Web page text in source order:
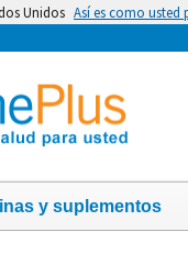
Unidos Así es como usted
y suplementos